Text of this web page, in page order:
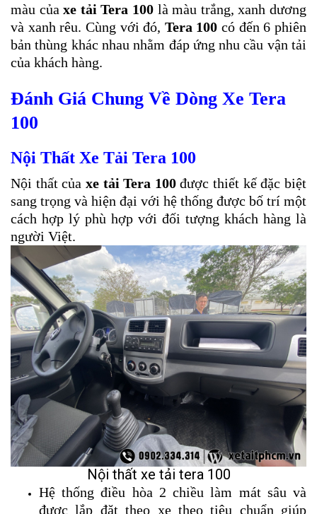
màu củaxe tải Tera 100 là màu trắng, xanh dương
và xanh rêu. Cùng với đó, Tera 100 có đến 6 phiên
bản thùng khác nhau nhằm đáp ứng nhu cầu vận tải
của khách hàng.
Đánh Giá Chung Về Dòng Xe Tera
100
Nội Thất Xe Tải Tera 100
Nội thất của xe tải Tera 100được thiết kế đặc biệt
sang trọng và hiện đại với hệ thống được bố trí một
cách hợp lý phù hợp với đối tượng khách hàng là
người Việt.
Nội thất xe tải tera 100
Hệ thống điều hòa 2 chiều làm mát sâu và
được lắp đặt theo xe theo tiêu chuẩn giúp